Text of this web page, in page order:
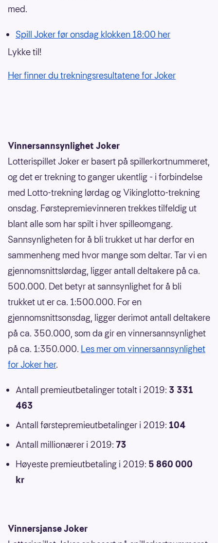
med.
Spill Joker før onsdag klokken 18:00 her
Lykke til!
Her finner du trekningsresultatene for Joker
Vinnersannsynlighet Joker
Lotterispillet Joker er basert på spillerkortnummeret,
og det er trekning to ganger ukentlig - i forbindelse
med Lotto-trekning lørdag og Vikinglotto-trekning
onsdag. Førstepremievinneren trekkes tilfeldig ut
blant alle som har spilt i hver spilleomgang.
Sannsynligheten for å bli trukket ut har derfor en
sammenheng med hvor mange som deltar. Tar vi en
gjennomsnittslørdag, ligger antall deltakere på ca.
500.000. Det betyr at sannsynlighet for å bli
trukket ut er ca. 1:500.000. For en
gjennomsnittsonsdag, ligger derimot antall deltakere
på ca. 350.000, som da gir en vinnersannsynlighet
på ca. 1:350.000. Les mer om vinnersannsynlighet
for Joker her.
Antall premieutbetalinger totalt i 2019: 3 331
463
Antall førstepremieutbetalinger i 2019: 104
Antall millionærer i 2019: 73
Høyeste premieutbetaling i 2019: 5 860 000
kr
Vinnersjanse Joker